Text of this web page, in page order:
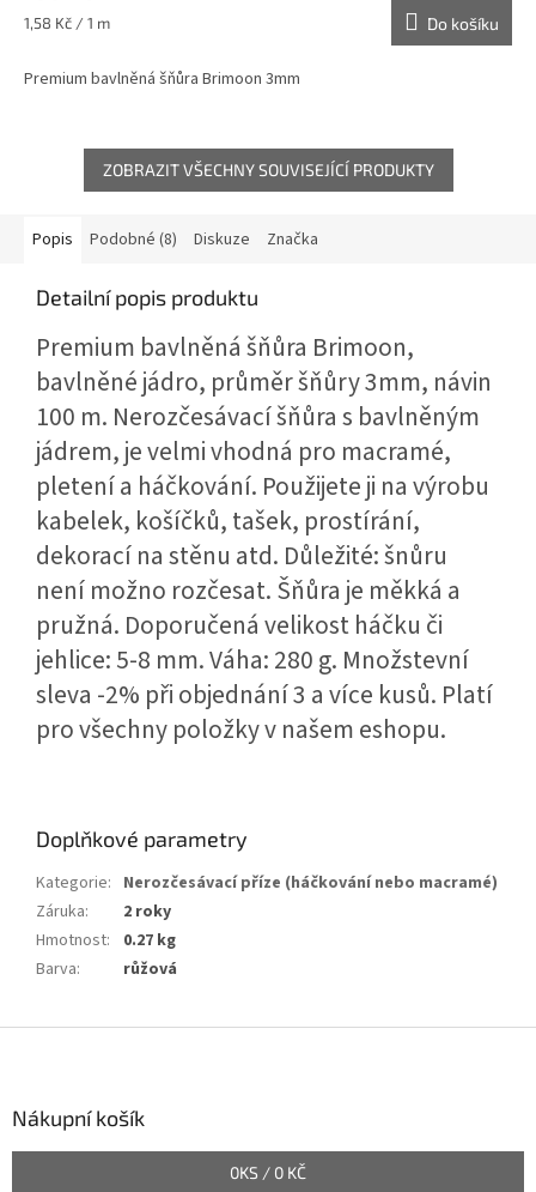
Měrná
1,58 Kč / 1 m Do košíku
Premium bavlněná šňůra Brimoon 3mm
ZOBRAZIT VŠECHNY SOUVISEJÍCÍ PRODUKTY
Popis Podobné (8) Diskuze Značka
Detailní popis produktu
Premium bavlněná šňůra Brimoon,
bavlněné jádro, průměr šňůry 3mm, návin
100 m. Nerozčesávací šňůra s bavlněným
jádrem, je velmi vhodná pro macramé,
pletení a háčkování. Použijete ji na výrobu
kabelek, košíčků, tašek, prostírání,
dekorací na stěnu atd. Důležité: šnůru
není možno rozčesat. Šňůra je měkká a
pružná. Doporučená velikost háčku či
jehlice: 5-8 mm. Váha: 280 g. Množstevní
sleva -2% při objednání 3 a více kusů. Platí
pro všechny položky v našem eshopu.
Doplňkové parametry
Kategorie: Nerozčesávací příze (háčkování nebo macramé)
Záruka:
2 roky
Hmotnost:
0.27 kg
Barva: růžová
Nákupní košík
0KS / 0 KČ